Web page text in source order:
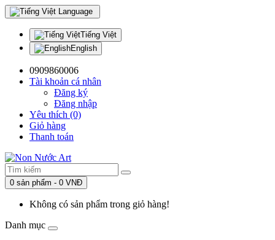
Language
Tiếng Việt
English
0909860006
Tài khoản cá nhân
Đăng ký
Đăng nhập
Yêu thích (0)
Giỏ hàng
Thanh toán
0 sản phẩm - 0 VNĐ
Không có sản phẩm trong giỏ hàng!
Danh mục